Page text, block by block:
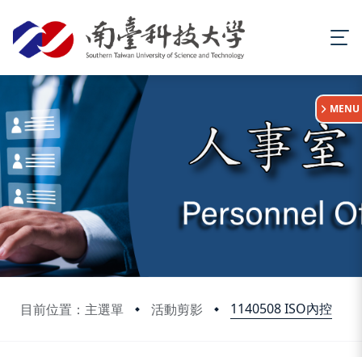
目前位置：主選單 活動剪影 1140508 ISO內控
:::
MENU